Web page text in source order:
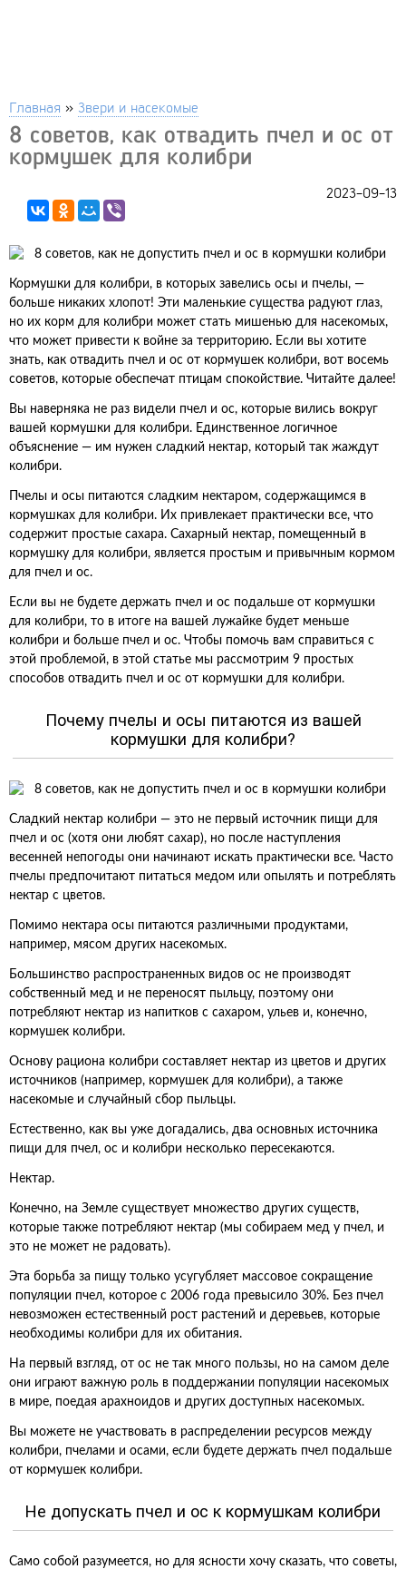
Главная » Звери и насекомые
8 советов, как отвадить пчел и ос от
кормушек для колибри
2023-09-13
Кормушки для колибри, в которых завелись осы и пчелы, —
больше никаких хлопот! Эти маленькие существа радуют глаз,
но их корм для колибри может стать мишенью для насекомых,
что может привести к войне за территорию. Если вы хотите
знать, как отвадить пчел и ос от кормушек колибри, вот восемь
советов, которые обеспечат птицам спокойствие. Читайте далее!
Вы наверняка не раз видели пчел и ос, которые вились вокруг
вашей кормушки для колибри. Единственное логичное
объяснение — им нужен сладкий нектар, который так жаждут
колибри.
Пчелы и осы питаются сладким нектаром, содержащимся в
кормушках для колибри. Их привлекает практически все, что
содержит простые сахара. Сахарный нектар, помещенный в
кормушку для колибри, является простым и привычным кормом
для пчел и ос.
Если вы не будете держать пчел и ос подальше от кормушки
для колибри, то в итоге на вашей лужайке будет меньше
колибри и больше пчел и ос. Чтобы помочь вам справиться с
этой проблемой, в этой статье мы рассмотрим 9 простых
способов отвадить пчел и ос от кормушки для колибри.
Почему пчелы и осы питаются из вашей
кормушки для колибри?
Сладкий нектар колибри — это не первый источник пищи для
пчел и ос (хотя они любят сахар), но после наступления
весенней непогоды они начинают искать практически все. Часто
пчелы предпочитают питаться медом или опылять и потреблять
нектар с цветов.
Помимо нектара осы питаются различными продуктами,
например, мясом других насекомых.
Большинство распространенных видов ос не производят
собственный мед и не переносят пыльцу, поэтому они
потребляют нектар из напитков с сахаром, ульев и, конечно,
кормушек колибри.
Основу рациона колибри составляет нектар из цветов и других
источников (например, кормушек для колибри), а также
насекомые и случайный сбор пыльцы.
Естественно, как вы уже догадались, два основных источника
пищи для пчел, ос и колибри несколько пересекаются.
Нектар.
Конечно, на Земле существует множество других существ,
которые также потребляют нектар (мы собираем мед у пчел, и
это не может не радовать).
Эта борьба за пищу только усугубляет массовое сокращение
популяции пчел, которое с 2006 года превысило 30%. Без пчел
невозможен естественный рост растений и деревьев, которые
необходимы колибри для их обитания.
На первый взгляд, от ос не так много пользы, но на самом деле
они играют важную роль в поддержании популяции насекомых
в мире, поедая арахноидов и других доступных насекомых.
Вы можете не участвовать в распределении ресурсов между
колибри, пчелами и осами, если будете держать пчел подальше
от кормушек колибри.
Не допускать пчел и ос к кормушкам колибри
Само собой разумеется, но для ясности хочу сказать, что советы,